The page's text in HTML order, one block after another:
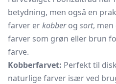
betydning, men også en
farver erkobberog sort,
farver som grøn eller brun
farve.
Kobberfarvet: Perfekt til
naturlige farver især ved